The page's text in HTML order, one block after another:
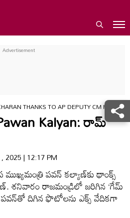
THANKS TO AP DEPUTY CM PAWAN
Kalyan: రామ్
2025 | 12:17 PM
పవన్‌ కల్యాణ్‌కు థాంక్స్‌
శనివారం రాజమండ్రిలో జరిగిన ‘గేమ్‌
దిగిన ఫొటోలను ఎక్స్‌ వేదికగా